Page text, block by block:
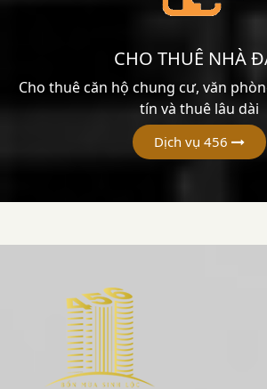
CHO THUÊ NHÀ
Cho thuê căn hộ chung cư, văn
tín và thuê lâu dài
Dịch vụ 456